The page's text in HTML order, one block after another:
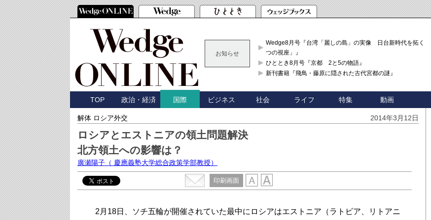
お知らせ
Wedge8月号『台湾「麗しの島」の実像 日台新時代を拓く「3
つの視座」』
ひととき8月号『京都 2と5の物語』
新刊書籍『飛鳥・藤原に隠された古代宮都の謎』
TOP 政治・経済 国際 ビジネス 社会 ライフ 特集 動画
解体 ロシア外交 2014年3月12日
ロシアとエストニアの領土問題解決
北方領土への影響は？
廣瀬陽子 （ 慶應義塾大学総合政策学部教授）
印刷画面
2月18日、ソチ五輪が開催されていた最中にロシアはエストニア（ラトビア、リトアニ